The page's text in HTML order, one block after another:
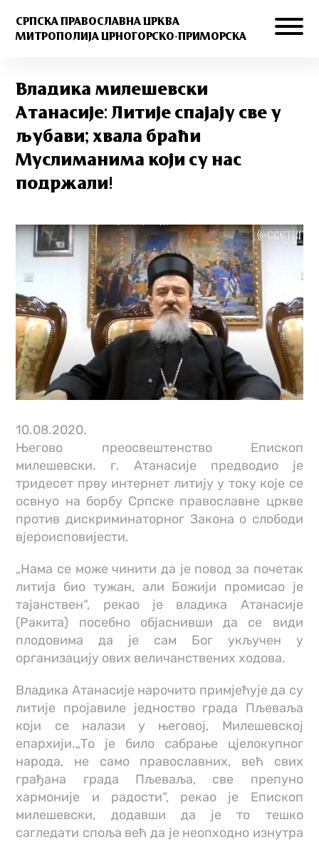
СРПСКА ПРАВОСЛАВНА ЦРКВА
МИТРОПОЛИЈА ЦРНОГОРСКО-ПРИМОРСКА
Владика милешевски
Атанасије: Литије спајају све у
љубави; хвала браћи
Муслиманима који су нас
подржали!
10.08.2020.
Његово преосвештенство Епископ
милешевски. г. Атанасије предводио је
тридесет прву интернет литију у току које се
освнуо на борбу Српске православне цркве
против дискриминаторног Закона о слободи
вјероисповијести.
„Нама се може чинити да је повод за почетак
литија био тужан, али Божији промисао је
тајанствен“, рекао је владика Атанасије
(Ракита) посебно објаснивши да се види
плодовима да је сам Бог укључен у
организацију ових величанствених ходова.
Владика Атанасије нарочито примјећује да су
литије пројавиле једноство града Пљеваља
који се налази у његовој, Милешевској
епархији.„То је било сабрање цјелокупног
народа, не само православних, већ свих
грађана града Пљеваља, све препуно
хармоније и радости“, рекао је Епископ
милешевски, додавши да је то тешко
сагледати споља већ да је неопходно изнутра